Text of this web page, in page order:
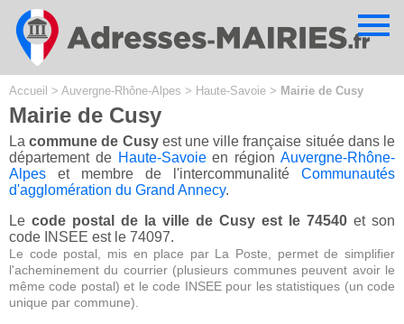
Accueil > Auvergne-Rhône-Alpes > Haute-Savoie > Mairie de Cusy
Mairie de Cusy
Lacommune de Cusyest une ville française située dans le
département de Haute-Savoieen régionAuvergne-Rhône-
Alpes et membre de l'intercommunalité Communautés
d'agglomération du Grand Annecy.
Le code postal de la ville de Cusy est le 74540 et son
code INSEE est le 74097.
Le code postal, mis en place par La Poste, permet de simplifier
l'acheminement du courrier (plusieurs communes peuvent avoir le
même code postal) et le code INSEE pour les statistiques (un code
unique par commune).
Cookies management panel